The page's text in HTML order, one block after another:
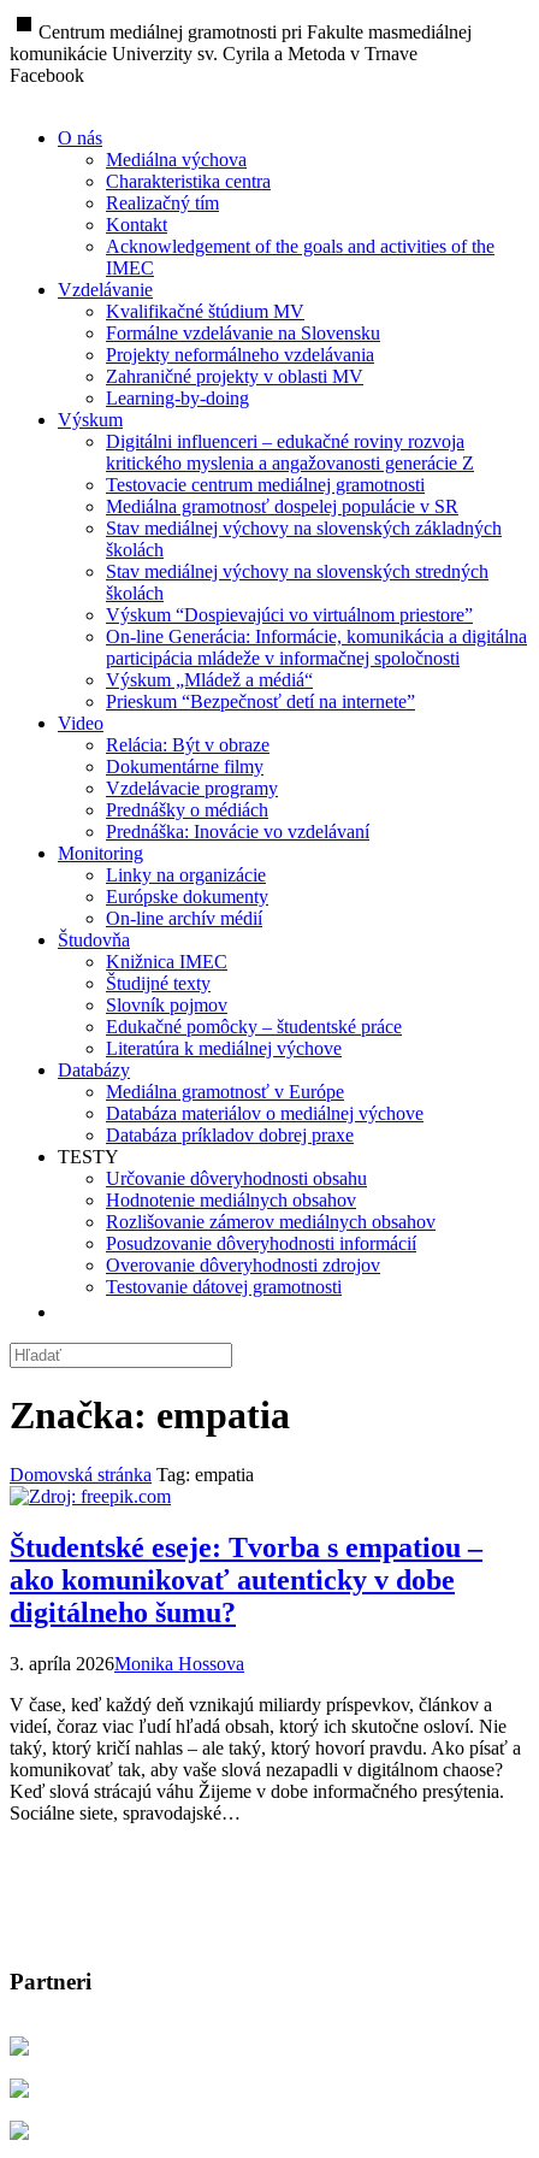
stop Centrum mediálnej gramotnosti pri Fakulte masmediálnej
komunikácie Univerzity sv. Cyrila a Metoda v Trnave
Facebook
O nás
Mediálna výchova
Charakteristika centra
Realizačný tím
Kontakt
Acknowledgement of the goals and activities of the
IMEC
Vzdelávanie
Kvalifikačné štúdium MV
Formálne vzdelávanie na Slovensku
Projekty neformálneho vzdelávania
Zahraničné projekty v oblasti MV
Learning-by-doing
Výskum
Digitálni influenceri – edukačné roviny rozvoja
kritického myslenia a angažovanosti generácie Z
Testovacie centrum mediálnej gramotnosti
Mediálna gramotnosť dospelej populácie v SR
Stav mediálnej výchovy na slovenských základných
školách
Stav mediálnej výchovy na slovenských stredných
školách
Výskum “Dospievajúci vo virtuálnom priestore”
On-line Generácia: Informácie, komunikácia a digitálna
participácia mládeže v informačnej spoločnosti
Výskum „Mládež a médiá“
Prieskum “Bezpečnosť detí na internete”
Video
Relácia: Být v obraze
Dokumentárne filmy
Vzdelávacie programy
Prednášky o médiách
Prednáška: Inovácie vo vzdelávaní
Monitoring
Linky na organizácie
Európske dokumenty
On-line archív médií
Študovňa
Knižnica IMEC
Študijné texty
Slovník pojmov
Edukačné pomôcky – študentské práce
Literatúra k mediálnej výchove
Databázy
Mediálna gramotnosť v Európe
Databáza materiálov o mediálnej výchove
Databáza príkladov dobrej praxe
TESTY
Určovanie dôveryhodnosti obsahu
Hodnotenie mediálnych obsahov
Rozlišovanie zámerov mediálnych obsahov
Posudzovanie dôveryhodnosti informácií
Overovanie dôveryhodnosti zdrojov
Testovanie dátovej gramotnosti
Značka: empatia
Domovská stránka Tag: empatia
Študentské eseje: Tvorba s empatiou –
ako komunikovať autenticky v dobe
digitálneho šumu?
3. apríla 2026Monika Hossova
V čase, keď každý deň vznikajú miliardy príspevkov, článkov a
videí, čoraz viac ľudí hľadá obsah, ktorý ich skutočne osloví. Nie
taký, ktorý kričí nahlas – ale taký, ktorý hovorí pravdu. Ako písať a
komunikovať tak, aby vaše slová nezapadli v digitálnom chaose?
Keď slová strácajú váhu Žijeme v dobe informačného presýtenia.
Sociálne siete, spravodajské…
Partneri